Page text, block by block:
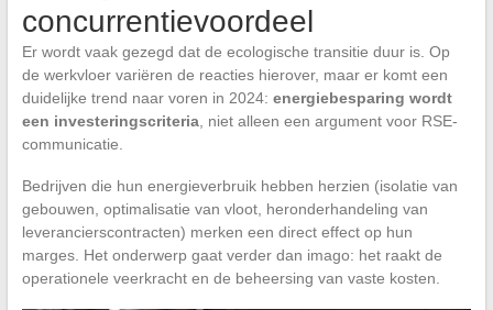
concurrentievoordeel
Er wordt vaak gezegd dat de ecologische transitie duur is. Op
de werkvloer variëren de reacties hierover, maar er komt een
duidelijke trend naar voren in 2024: energiebesparing wordt
een investeringscriteria, niet alleen een argument voor RSE-
communicatie.
Bedrijven die hun energieverbruik hebben herzien (isolatie van
gebouwen, optimalisatie van vloot, heronderhandeling van
leverancierscontracten) merken een direct effect op hun
marges. Het onderwerp gaat verder dan imago: het raakt de
operationele veerkracht en de beheersing van vaste kosten.